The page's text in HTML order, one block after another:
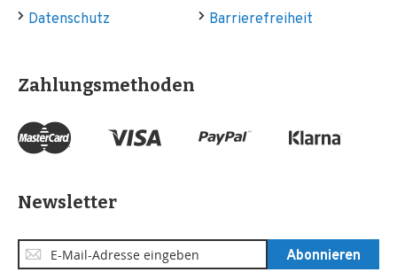
Datenschutz
Barrierefreiheit
Zahlungsmethoden
Newsletter
Anmeldung
zum
Abonnieren